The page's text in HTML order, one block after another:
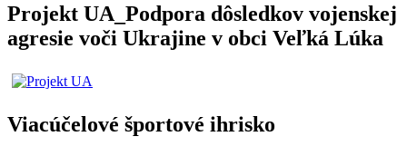
Projekt UA_Podpora dôsledkov vojenskej
agresie voči Ukrajine v obci Veľká Lúka
Viacúčelové športové ihrisko